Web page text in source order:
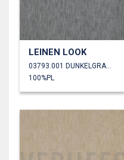
LEINEN LOOK
100%PL